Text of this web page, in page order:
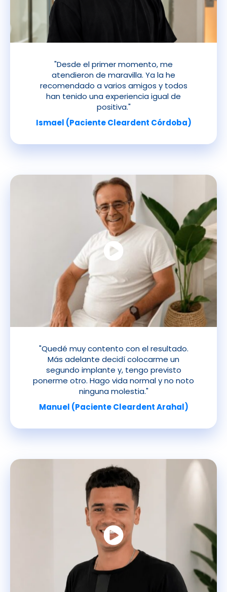
"Desde el primer momento, me
atendieron de maravilla. Ya la he
recomendado a varios amigos y todos
han tenido una experiencia igual de
positiva."
Ismael (Paciente Cleardent Córdoba)
"Quedé muy contento con el resultado.
Más adelante decidí colocarme un
segundo implante y, tengo previsto
ponerme otro. Hago vida normal y no noto
ninguna molestia."
Manuel (Paciente Cleardent Arahal)